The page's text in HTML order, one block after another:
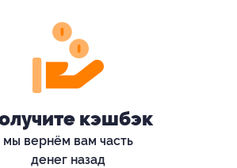
кэшбэк
мы вернём вам часть
денег назад